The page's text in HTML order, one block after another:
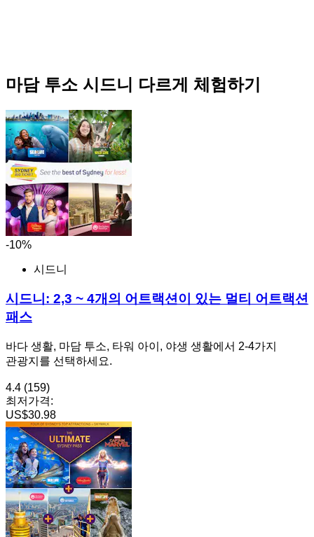
마담 투소 시드니 다르게 체험하기
-10%
시드니
시드니: 2,3 ~ 4개의 어트랙션이 있는 멀티 어트랙션
패스
바다 생활, 마담 투소, 타워 아이, 야생 생활에서 2-4가지
관광지를 선택하세요.
4.4 (159)
최저가격:
US$30.98